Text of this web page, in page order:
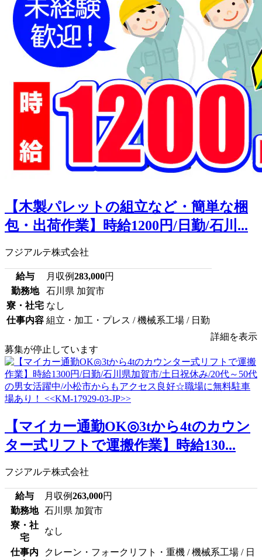
【木製パレットの組立など・簡単な梱
包・出荷作業】時給1200円/日勤/石川...
フジアルテ株式会社
給与 月収例283,000円
勤務地
石川県 加賀市
寮・社宅 なし
仕事内容 組立・加工・プレス / 機械系工場 / 日勤
詳細を表示
募集が停止しています
【マイカー通勤OK◎3tから4tのカウン
ター式リフトで運搬作業】時給130...
フジアルテ株式会社
給与 月収例263,000円
勤務地
石川県 加賀市
寮・社
宅
なし
仕事内
クレーン・フォークリフト・重機 / 機械系工場 / 日